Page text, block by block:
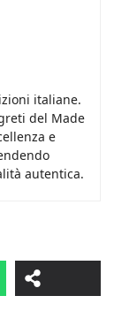
italiane.
del Made
e
autentica.